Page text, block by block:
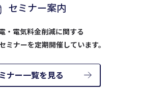
セミナー案内
・電気料金削減に関する
ミナーを定期開催しています。
ナー一覧を見る